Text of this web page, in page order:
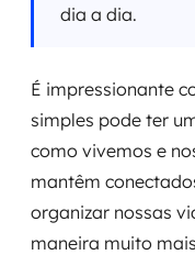
dia a dia.
É impressionante
simples pode ter
como vivemos e
mantêm
organizar nossas
maneira muito